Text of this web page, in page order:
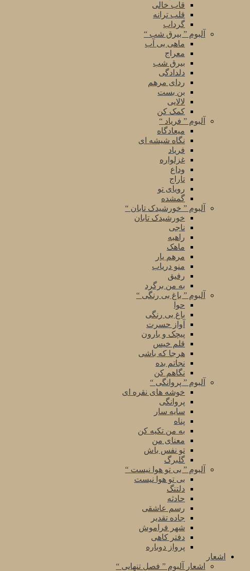
قاب خالی
قلب ترانه
گرداب
آلبوم ” بیرق شب “
ماهی بی آب
معراج
بیرق شب
دلدادگی
ردای مرهم
بن بست
لالایی
کمک کن
آلبوم ” فریاد “
میعادگاه
نگاه شیشه ای
فریاد
غزلواره
وداع
تاراج
رویای تو
گمشده
آلبوم ” خورشیدک تابان “
خورشیدک تابان
ناجی
راهبه
ماهک
مرهم یار
منو دریاب
رفیق
به من برگرد
آلبوم ” باغ بی رنگی “
حوا
باغ بی رنگی
آواز حسرت
پیچک و بارون
قلم خیس
هرجا که باشی
نجاتم بده
نگاهم کن
آلبوم ” پروانگی “
خوشه های نقره ای
پروانگی
سایه سار
پناه
به من تکیه کن
معنای من
تو نفس باش
گلبرگ
آلبوم ” بی تو هوا نیست “
بی تو هوا نیست
دلتنگ
حادثه
رسم عاشقی
جاده تقدیر
شهر فراموش
دفتر کاهی
پرواز دوباره
اشعار
اشعار آلبوم ” فصل تنهایی “